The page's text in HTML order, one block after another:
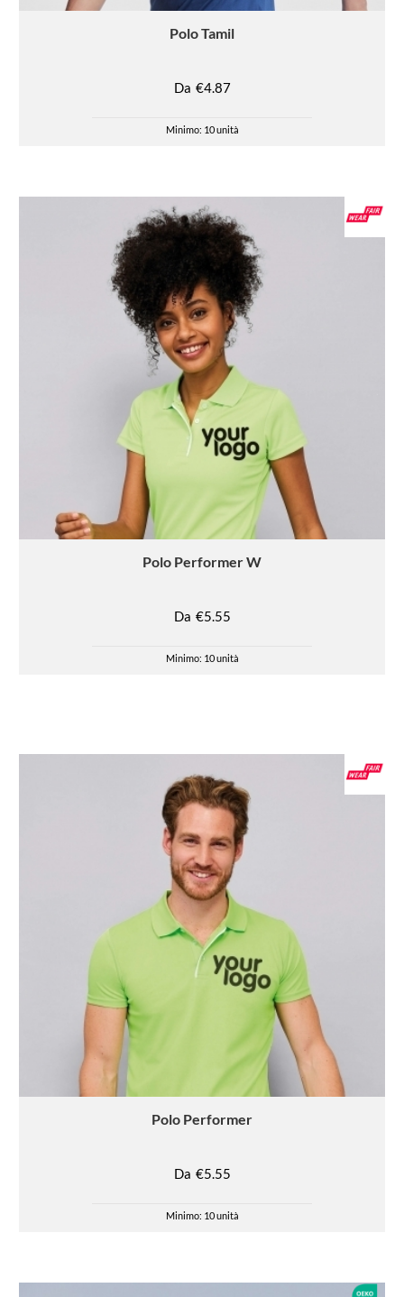
PoloTamil
Da €4.87
Minimo: 10 unità
Polo Performer W
Da €5.55
Minimo: 10 unità
Polo Performer
Da €5.55
Minimo: 10 unità